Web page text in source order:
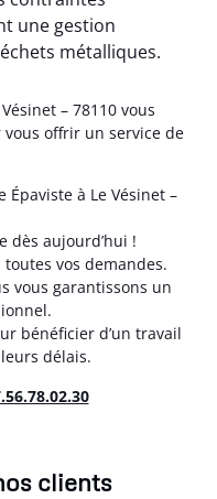
une gestion
métalliques.
– 78110 vous
offrir un service de
Épaviste à Le Vésinet –
dès aujourd’hui !
vos demandes.
vous garantissons un
bénéficier d’un travail
délais.
clients